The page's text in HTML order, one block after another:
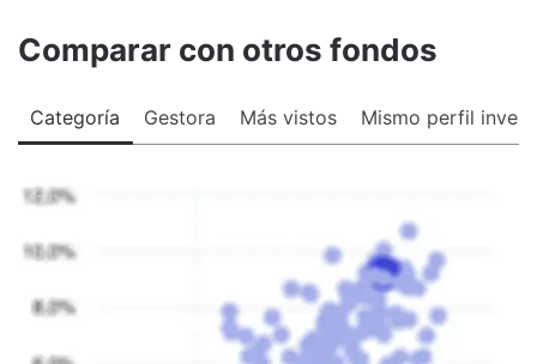
Comparar con otros fondos
Categoría Gestora Más vistos Mismo perfil